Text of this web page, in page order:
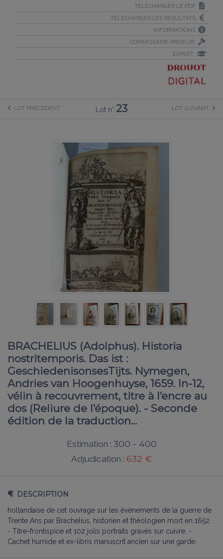
TÉLÉCHARGER LE PDF
TÉLÉCHARGER LES RÉSULTATS
INFORMATIONS
COMMISSAIRE-PRISEUR
EXPERT
LOT PRÉCÉDENT Lot n° 23 LOT SUIVANT
BRACHELIUS (Adolphus). Historia
nostritemporis. Das ist :
GeschiedenisonsesTijts. Nymegen,
Andries van Hoogenhuyse, 1659. In-12,
vélin à recouvrement, titre à l’encre au
dos (Reliure de l’époque). - Seconde
édition de la traduction...
Estimation : 300 - 400
Adjudication : 632 €
DESCRIPTION
hollandaise de cet ouvrage sur les événements de la guerre de
Trente Ans par Brachelius, historien et théologien mort en 1652.
- Titre-frontispice et 102 jolis portraits gravés sur cuivre. -
Cachet humide et ex-libris manuscrit ancien sur une garde.